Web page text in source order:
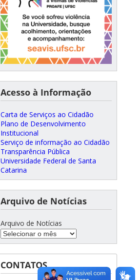
Acesso à Informação
Carta de Serviços ao Cidadão
Plano de Desenvolvimento
Institucional
Serviço de informação ao Cidadão
Transparência Pública
Universidade Federal de Santa
Catarina
Arquivo de Notícias
Arquivo de Notícias
CONTATOS